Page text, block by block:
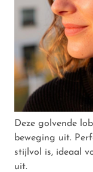
Deze golvende
beweging uit.
stijlvol is, ideaal
uit.